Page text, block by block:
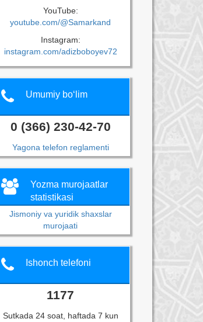
YouTube:
youtube.com/@Samarkand
Instagram:
instagram.com/adizboboyev72
Umumiy bo‘lim
0 (366) 230-42-70
Yagona telefon reglamenti
Yozma murojaatlar
statistikasi
Jismoniy va yuridik shaxslar
murojaati
Ishonch telefoni
1177
Sutkada 24 soat, haftada 7 kun